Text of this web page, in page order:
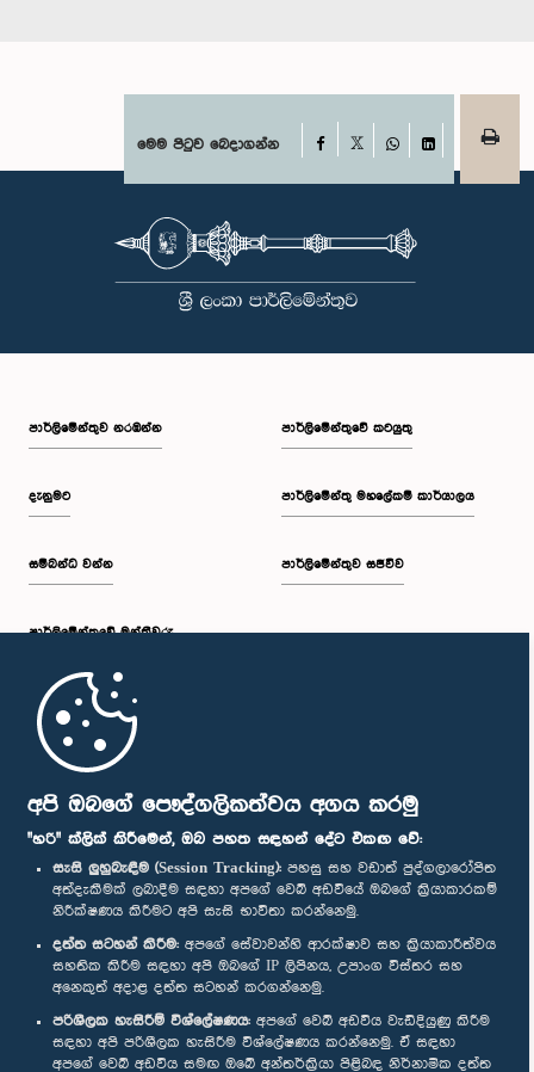
අපි ඔබගේ පෞද්ගලිකත්වය අගය කරමු
"හරි" ක්ලික් කිරීමෙන්, ඔබ පහත සඳහන් දේට එකඟ වේ:
සැසි ලුහුබැඳීම (Session Tracking): පහසු සහ වඩාත් පුද්ගලාරෝපිත
අත්දැකීමක් ලබාදීම සඳහා අපගේ වෙබ් අඩවියේ ඔබගේ ක්‍රියාකාරකම්
නිරීක්ෂණය කිරීමට අපි සැසි භාවිතා කරන්නෙමු.
දත්ත සටහන් කිරීම: අපගේ සේවාවන්හි ආරක්ෂාව සහ ක්‍රියාකාරීත්වය
සහතික කිරීම සඳහා අපි ඔබගේ IP ලිපිනය, උපාංග විස්තර සහ
අනෙකුත් අදාළ දත්ත සටහන් කරගන්නෙමු.
පරිශීලක හැසිරීම් විශ්ලේෂණය: අපගේ වෙබ් අඩවිය වැඩිදියුණු කිරීම
සඳහා අපි පරිශීලක හැසිරීම විශ්ලේෂණය කරන්නෙමු. ඒ සඳහා
අපගේ වෙබ් අඩවිය සමඟ ඔබේ අන්තර්ක්‍රියා පිළිබඳ නිර්නාමික දත්ත
මෙම පිටුව බෙදාගන්න Facebook
WhatsAppLinkedIn
පාර්ලි‌මේන්තුව නරඹන්න
දැනුමට
සම්බන්ධ වන්න
පාර්ලි‌මේන්තුවේ මන්ත්‍රීවරු
මුල් පිටුව
පාර්ලිමේන්තුවේ කටයුතු
පාර්ලිමේන්තු මහලේකම් කාර්යාලය
පාර්ලිමේන්තුව සජීවීව
පාර්ලිමේන්තු ජංගම යෙදුම
අප හා සම්බන්ධ වී සිටින්න :
සම්මාන